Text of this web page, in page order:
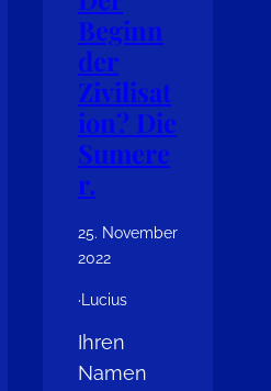
Beginn
der
Zivilisat
ion? Die
Sumere
r.
25. November
2022
·Lucius
Ihren
Namen